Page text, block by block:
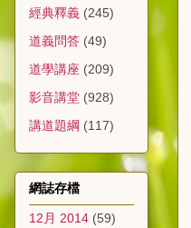
經典釋義 (245)
道義問答 (49)
道學講座 (209)
影音講堂 (928)
講道題綱 (117)
網誌存檔
12月 2014 (59)